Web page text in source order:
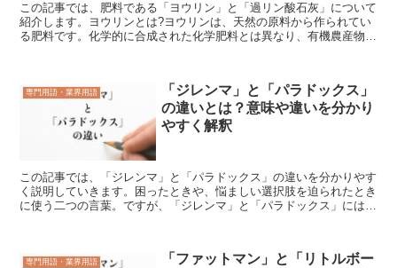
この記事では、肥料である「ヨウリン」と「過リン酸石灰」について
紹介します。ヨウリンとは?ヨウリンは、天然の原料から作られてい
る肥料です。化学的に合成された化学肥料とは異なり、有機農産物適
専門用語・業界用語
「ジレンマ」と「パラドックス」
の違いとは？意味や違いを分かり
やすく解釈
この記事では、「ジレンマ」と「パラドックス」の違いを分かりやす
く説明していきます。困ったときや、悩ましい選択肢を迫られたとき
に使う二つの言葉。ですが、「ジレンマ」と「パラドックス」には違
専門用語・業界用語
「ファットマン」と「リトルボー